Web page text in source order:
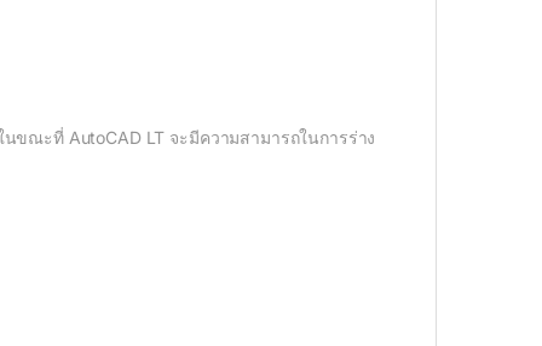
ขณะที่ AutoCAD LT จะมีความสามารถในการร่าง